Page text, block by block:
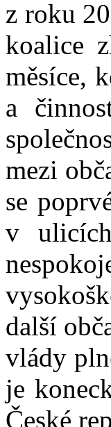
z roku
koalice
měsíce,
a
mezi
se
v
další
vlády
je
České